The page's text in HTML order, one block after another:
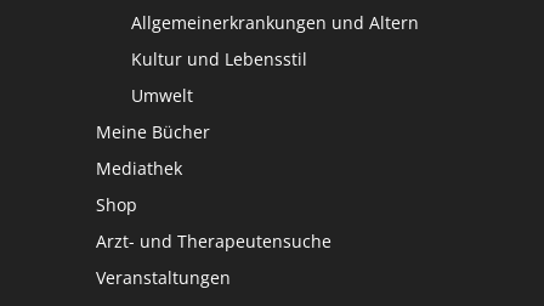
Allgemeinerkrankungen und Altern
Kultur und Lebensstil
Umwelt
Meine Bücher
Mediathek
Shop
Arzt- und Therapeutensuche
Veranstaltungen